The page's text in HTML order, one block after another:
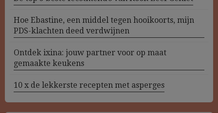
Hoe Ebastine, een middel tegen hooikoorts, mijn
PDS-klachten deed verdwijnen
Ontdek ixina: jouw partner voor op maat
gemaakte keukens
10 x de lekkerste recepten met asperges